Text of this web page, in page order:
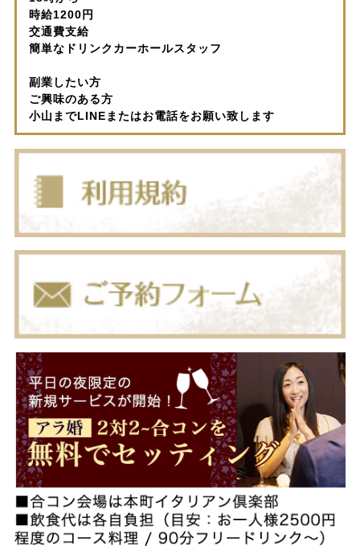
時給1200円
交通費支給
簡単なドリンクカーホールスタッフ
副業したい方
ご興味のある方
小山までLINEまたはお電話をお願い致します